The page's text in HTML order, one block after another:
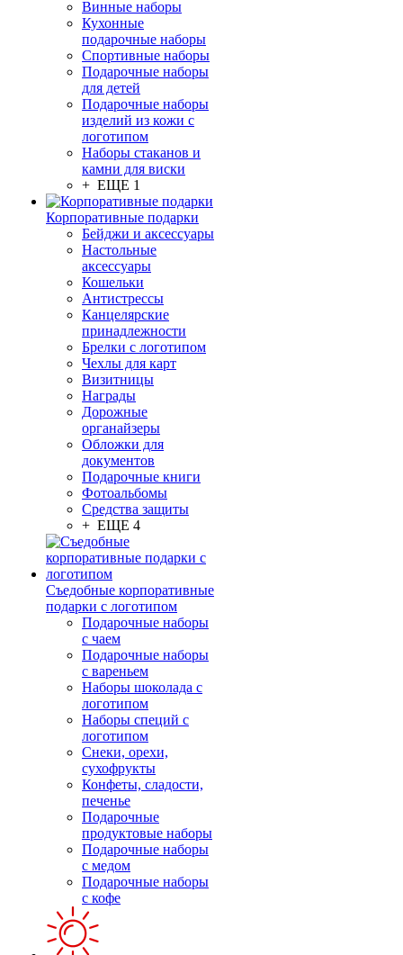
Винные наборы
Кухонные
подарочные наборы
Спортивные наборы
Подарочные наборы
для детей
Подарочные наборы
изделий из кожи с
логотипом
Наборы стаканов и
камни для виски
+ ЕЩЕ 1
Корпоративные подарки
Бейджи и аксессуары
Настольные
аксессуары
Кошельки
Антистрессы
Канцелярские
принадлежности
Брелки с логотипом
Чехлы для карт
Визитницы
Награды
Дорожные
органайзеры
Обложки для
документов
Подарочные книги
Фотоальбомы
Средства защиты
+ ЕЩЕ 4
Съедобные корпоративные
подарки с логотипом
Подарочные наборы
с чаем
Подарочные наборы
с вареньем
Наборы шоколада с
логотипом
Наборы специй с
логотипом
Снеки, орехи,
сухофрукты
Конфеты, сладости,
печенье
Подарочные
продуктовые наборы
Подарочные наборы
с медом
Подарочные наборы
с кофе